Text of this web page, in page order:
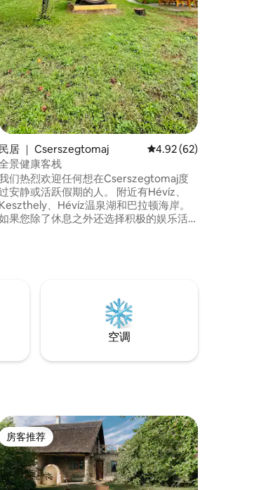
民居 ｜ Cserszegtomaj 平均评分 4.92 分（满
4.92 (62)
景健康客栈
们热烈欢迎任何想在Cserszegtomaj度
安静或活跃假期的人。 附近有Hévíz、
Keszthely、Hévíz温泉湖和巴拉顿海岸。
果您除了休息之外还选择积极的娱乐活
空调
房客推荐
房客推荐